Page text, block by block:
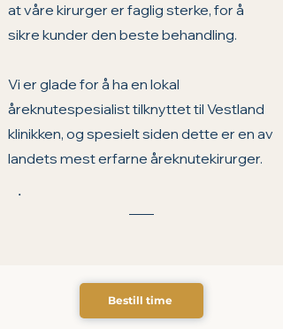
at våre kirurger er faglig sterke, for å
sikre kunder den beste behandling.
Vi er glade for å ha en lokal
åreknutespesialist tilknyttet til Vestland
klinikken, og spesielt siden dette er en av
landets mest erfarne åreknutekirurger.
.
Bestill time